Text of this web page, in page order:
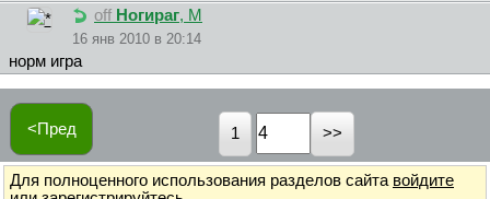
off Hoгиpaг, М
16 янв 2010 в 20:14
норм игра
<Пред 1
Для полноценного использования разделов сайта войдите